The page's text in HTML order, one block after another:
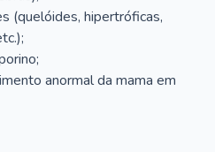
(quelóides, hipertróficas,
anormal da mama em